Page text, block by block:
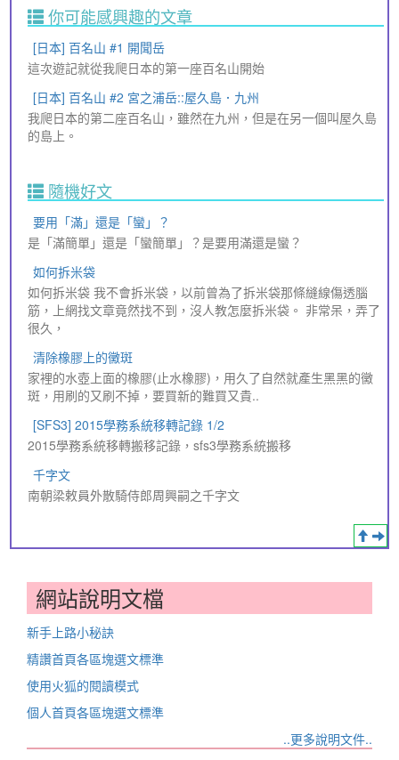
你可能感興趣的文章
[日本] 百名山 #1 開聞岳
這次遊記就從我爬日本的第一座百名山開始
[日本] 百名山 #2 宮之浦岳::屋久島．九州
我爬日本的第二座百名山，雖然在九州，但是在另一個叫屋久島
的島上。
隨機好文
要用「滿」還是「蠻」？
是「滿簡單」還是「蠻簡單」？是要用滿還是蠻？
如何拆米袋
如何拆米袋 我不會拆米袋，以前曾為了拆米袋那條縫線傷透腦
筋，上網找文章竟然找不到，沒人教怎麼拆米袋。 非常呆，弄了
很久，
清除橡膠上的黴斑
家裡的水壺上面的橡膠(止水橡膠)，用久了自然就產生黑黑的黴
斑，用刷的又刷不掉，要買新的難買又貴..
[SFS3] 2015學務系統移轉記錄 1/2
2015學務系統移轉搬移記錄，sfs3學務系統搬移
千字文
南朝梁敕員外散騎侍郎周興嗣之千字文
網站說明文檔
新手上路小秘訣
精讚首頁各區塊選文標準
使用火狐的閱讀模式
個人首頁各區塊選文標準
..更多說明文件..